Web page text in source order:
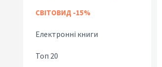
СВІТОВИД -15%
Електронні книги
Топ 20